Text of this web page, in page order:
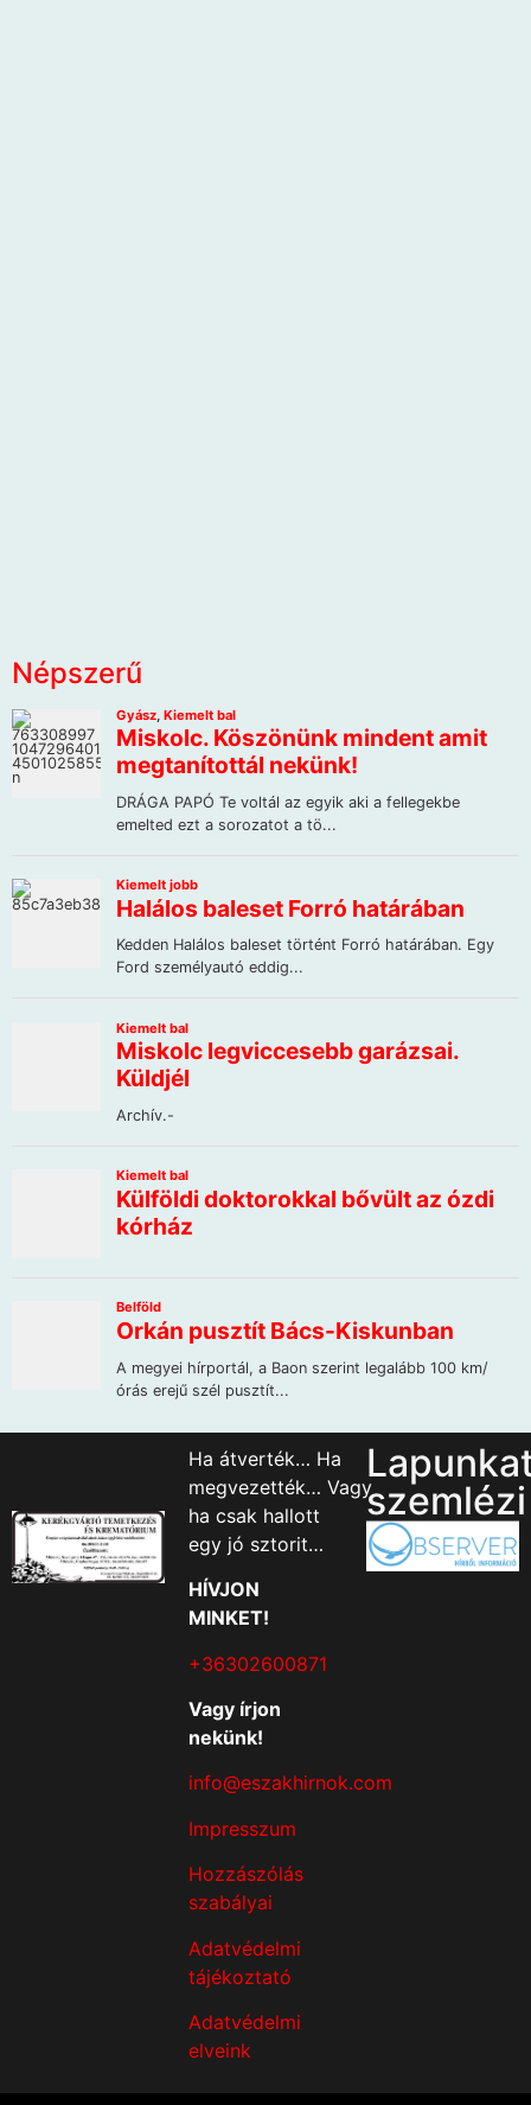
Népszerű
Ha átverték… Ha
megvezették… Vagy
ha csak hallott
egy jó sztorit…
HÍVJON
MINKET!
+36302600871
Vagy írjon
nekünk!
info@eszakhirnok.com
Impresszum
Hozzászólás
szabályai
Adatvédelmi
tájékoztató
Adatvédelmi
elveink
szemlézi